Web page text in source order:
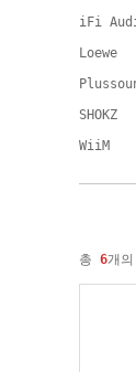
iFi
Loewe
SHOKZ
WiiM
총 6개